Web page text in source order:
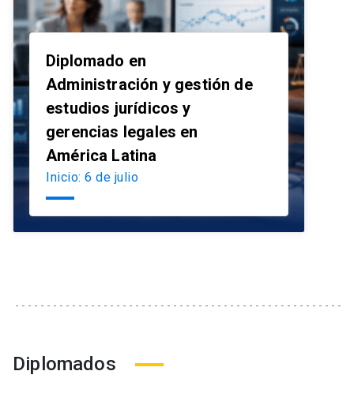
Diplomado en
Administración y gestión de
estudios jurídicos y
gerencias legales en
América Latina
Inicio: 6 de julio
Diplomados